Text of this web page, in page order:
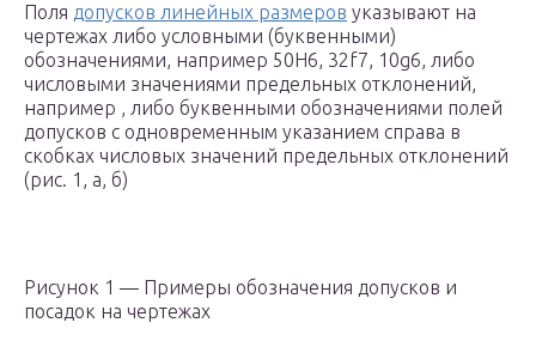
Поля допусков линейных размеров указывают на
чертежах либо условными (буквенными)
обозначениями, например 50H6, 32f7, 10g6, либо
числовыми значениями предельных отклонений,
например , либо буквенными обозначениями полей
допусков с одновременным указанием справа в
скобках числовых значений предельных отклонений
(рис. 1, а, б)
Рисунок 1 — Примеры обозначения допусков и
посадок на чертежах